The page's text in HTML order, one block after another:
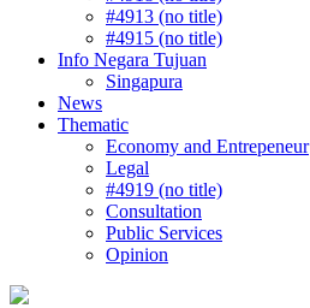
#4913 (no title)
#4915 (no title)
Info Negara Tujuan
Singapura
News
Thematic
Economy and Entrepeneur
Legal
#4919 (no title)
Consultation
Public Services
Opinion